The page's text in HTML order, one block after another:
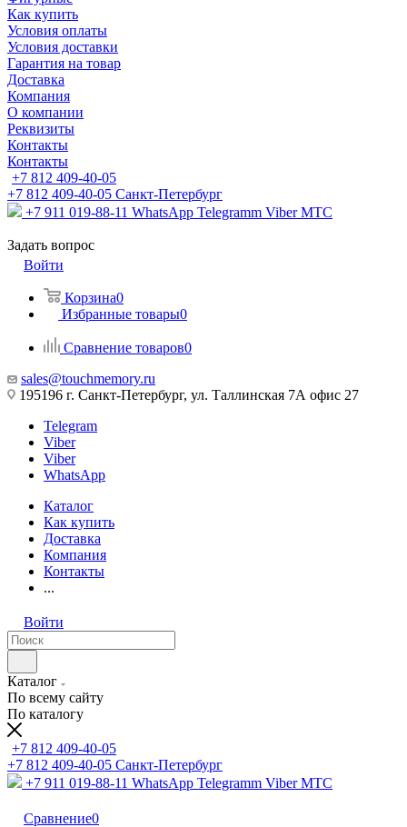
Как купить
Условия оплаты
Условия доставки
Гарантия на товар
Доставка
Компания
О компании
Реквизиты
Контакты
Контакты
+7 812 409-40-05
+7 812 409-40-05 Санĸт-Петербург
+7 911 019-88-11 WhatsApp Telegramm Viber МТС
Задать вопрос
Войти
Корзина0
Избранные товары0
Сравнение товаров0
sales@touchmemory.ru
195196 г. Санкт-Петербург, ул. Таллинская 7А офис 27
Telegram
Viber
Viber
WhatsApp
Каталог
Как купить
Доставка
Компания
Контакты
...
Войти
Каталог
По всему сайту
По каталогу
+7 812 409-40-05
+7 812 409-40-05 Санĸт-Петербург
+7 911 019-88-11 WhatsApp Telegramm Viber МТС
Сравнение0